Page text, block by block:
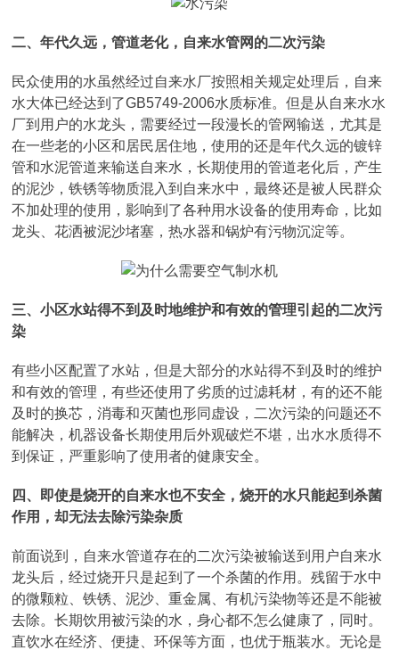
二、年代久远，管道老化，自来水管网的二次污染
民众使用的水虽然经过自来水厂按照相关规定处理后，自来
水大体已经达到了GB5749-2006水质标准。但是从自来水水
厂到用户的水龙头，需要经过一段漫长的管网输送，尤其是
在一些老的小区和居民居住地，使用的还是年代久远的镀锌
管和水泥管道来输送自来水，长期使用的管道老化后，产生
的泥沙，铁锈等物质混入到自来水中，最终还是被人民群众
不加处理的使用，影响到了各种用水设备的使用寿命，比如
龙头、花洒被泥沙堵塞，热水器和锅炉有污物沉淀等。
三、小区水站得不到及时地维护和有效的管理引起的二次污
染
有些小区配置了水站，但是大部分的水站得不到及时的维护
和有效的管理，有些还使用了劣质的过滤耗材，有的还不能
及时的换芯，消毒和灭菌也形同虚设，二次污染的问题还不
能解决，机器设备长期使用后外观破烂不堪，出水水质得不
到保证，严重影响了使用者的健康安全。
四、即使是烧开的自来水也不安全，烧开的水只能起到杀菌
作用，却无法去除污染杂质
前面说到，自来水管道存在的二次污染被输送到用户自来水
龙头后，经过烧开只是起到了一个杀菌的作用。残留于水中
的微颗粒、铁锈、泥沙、重金属、有机污染物等还是不能被
去除。长期饮用被污染的水，身心都不怎么健康了，同时。
直饮水在经济、便捷、环保等方面，也优于瓶装水。无论是